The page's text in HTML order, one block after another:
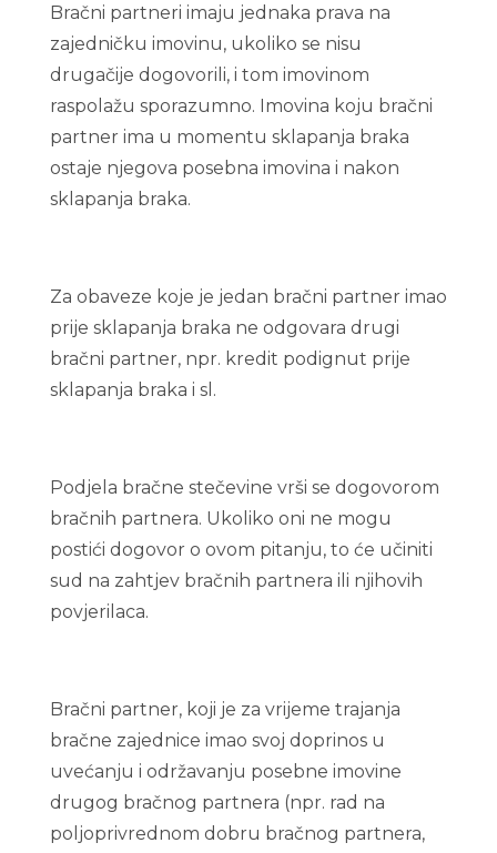
Bračni partneri imaju jednaka prava na
zajedničku imovinu, ukoliko se nisu
drugačije dogovorili, i tom imovinom
raspolažu sporazumno. Imovina koju bračni
partner ima u momentu sklapanja braka
ostaje njegova posebna imovina i nakon
sklapanja braka.
Za obaveze koje je jedan bračni partner imao
prije sklapanja braka ne odgovara drugi
bračni partner, npr. kredit podignut prije
sklapanja braka i sl.
Podjela bračne stečevine vrši se dogovorom
bračnih partnera. Ukoliko oni ne mogu
postići dogovor o ovom pitanju, to će učiniti
sud na zahtjev bračnih partnera ili njihovih
povjerilaca.
Bračni partner, koji je za vrijeme trajanja
bračne zajednice imao svoj doprinos u
uvećanju i održavanju posebne imovine
drugog bračnog partnera (npr. rad na
poljoprivrednom dobru bračnog partnera,